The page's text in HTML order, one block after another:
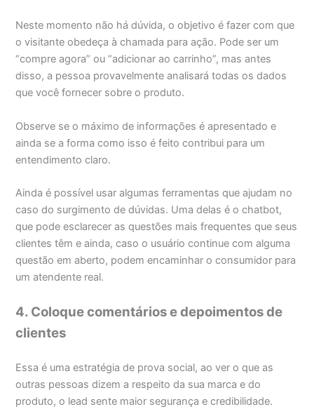
Neste momento não há dúvida, o objetivo é fazer com que
o visitante obedeça à chamada para ação. Pode ser um
“compre agora” ou “adicionar ao carrinho”, mas antes
disso, a pessoa provavelmente analisará todas os dados
que você fornecer sobre o produto.
Observe se o máximo de informações é apresentado e
ainda se a forma como isso é feito contribui para um
entendimento claro.
Ainda é possível usar algumas ferramentas que ajudam no
caso do surgimento de dúvidas. Uma delas é o chatbot,
que pode esclarecer as questões mais frequentes que seus
clientes têm e ainda, caso o usuário continue com alguma
questão em aberto, podem encaminhar o consumidor para
um atendente real.
4. Coloque comentários e depoimentos de
clientes
Essa é uma estratégia de prova social, ao ver o que as
outras pessoas dizem a respeito da sua marca e do
produto, o lead sente maior segurança e credibilidade.